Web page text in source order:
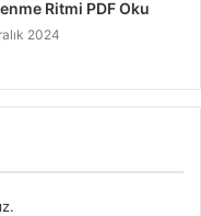
Ritmi PDF Oku
2024
.